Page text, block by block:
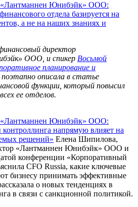
Юнибэйк» ООО:
отдела базируется на
а не на наших знаниях и
директор
» ООО и спикер Восьмой
планирование и
поэтапно описала в статье
функции , который повысил
ее отделов.
Юнибэйк» ООО:
контроллинга напрямую влияет на
решений» Елена Шипилова,
«Лантманнен Юнибэйк» ООО и
конференции «Корпоративный
CFO Russia, какие ключевые
бизнесу принимать эффективные
о новых тенденциях в
в связи с санкционной политикой.